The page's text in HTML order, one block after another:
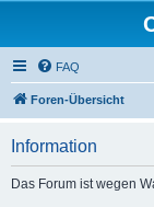
FAQ
Foren-Übersicht
Information
Das Forum ist wegen